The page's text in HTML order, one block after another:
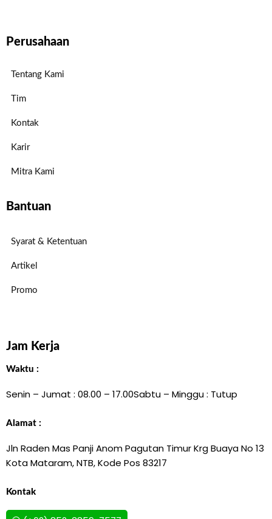
Perusahaan
Tentang Kami
Tim
Kontak
Karir
Mitra Kami
Bantuan
Syarat & Ketentuan
Artikel
Promo
Jam Kerja
Waktu :
Senin – Jumat : 08.00 – 17.00Sabtu – Minggu : Tutup
Alamat :
Jln Raden Mas Panji Anom Pagutan Timur Krg Buaya No 13
Kota Mataram, NTB, Kode Pos 83217
Kontak